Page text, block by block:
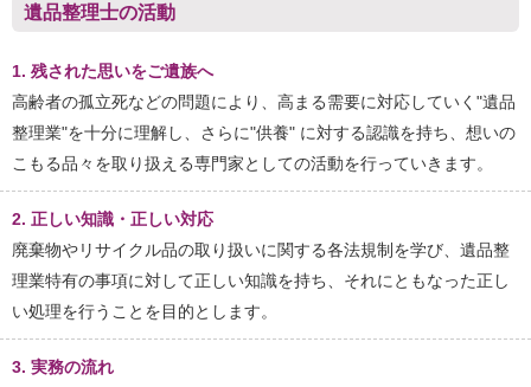
遺品整理士の活動
1. 残された思いをご遺族へ
高齢者の孤立死などの問題により、高まる需要に対応していく"遺品
整理業"を十分に理解し、さらに"供養" に対する認識を持ち、想いの
こもる品々を取り扱える専門家としての活動を行っていきます。
2. 正しい知識・正しい対応
廃棄物やリサイクル品の取り扱いに関する各法規制を学び、遺品整
理業特有の事項に対して正しい知識を持ち、それにともなった正し
い処理を行うことを目的とします。
3. 実務の流れ